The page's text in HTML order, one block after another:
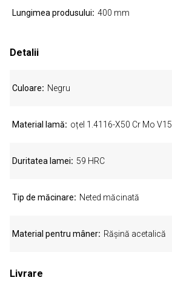
Lungimea produsului 400 mm
Detalii
Culoare Negru
Material lamă oțel 1.4116-X50 Cr Mo V15
Duritatea lamei 59 HRC
Tip de măcinare Neted măcinată
Material pentru mâner Rășină acetalică
Livrare